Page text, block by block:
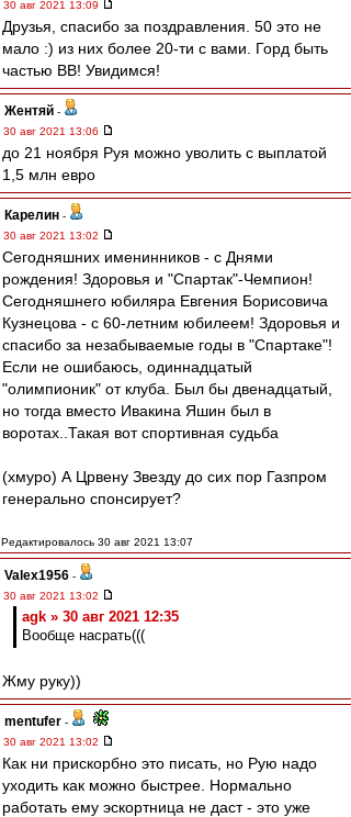
30 авг 2021 13:09
Друзья, спасибо за поздравления. 50 это не
мало :) из них более 20-ти с вами. Горд быть
частью ВВ! Увидимся!
Жентяй -
30 авг 2021 13:06
до 21 ноября Руя можно уволить с выплатой
1,5 млн евро
Карелин -
30 авг 2021 13:02
Сегодняшних именинников - с Днями
рождения! Здоровья и "Спартак"-Чемпион!
Сегодняшнего юбиляра Евгения Борисовича
Кузнецова - с 60-летним юбилеем! Здоровья и
спасибо за незабываемые годы в "Спартаке"!
Если не ошибаюсь, одиннадцатый
"олимпионик" от клуба. Был бы двенадцатый,
но тогда вместо Ивакина Яшин был в
воротах..Такая вот спортивная судьба
(хмуро) А Црвену Звезду до сих пор Газпром
генерально спонсирует?
Редактировалось 30 авг 2021 13:07
Valex1956 -
30 авг 2021 13:02
agk » 30 авг 2021 12:35
Вообще насрать(((
Жму руку))
mentufer -
30 авг 2021 13:02
Как ни прискорбно это писать, но Рую надо
уходить как можно быстрее. Нормально
работать ему эскортница не даст - это уже